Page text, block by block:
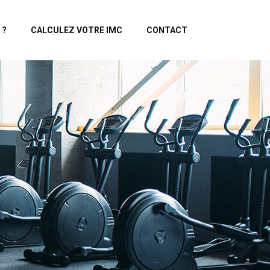
? CALCULEZ VOTRE IMC CONTACT